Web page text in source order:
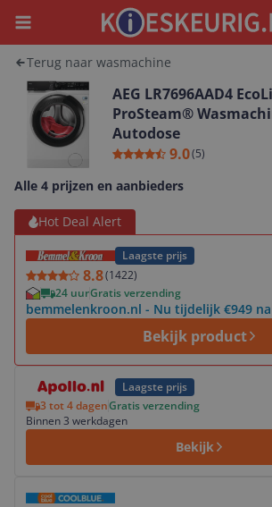
Menu
Terug naar wasmachine
AEG LR7696AAD4
ProSteam®
Autodose
9.0(5)
Alle 4 prijzen en aanbieders
Hot Deal Alert
Laagste prijs
8.8(1422)
24 uurGratis verzending
bemmelenkroon.nl - Nu tijdelijk €949
Bekijk product
Bekijk product
Laagste prijs
3 tot 4 dagenGratis verzending
Binnen 3 werkdagen
Bekijk
Bekijk product